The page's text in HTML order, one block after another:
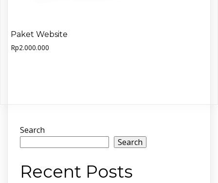
Paket Website
Rp2.000.000
Search
Search
Recent Posts